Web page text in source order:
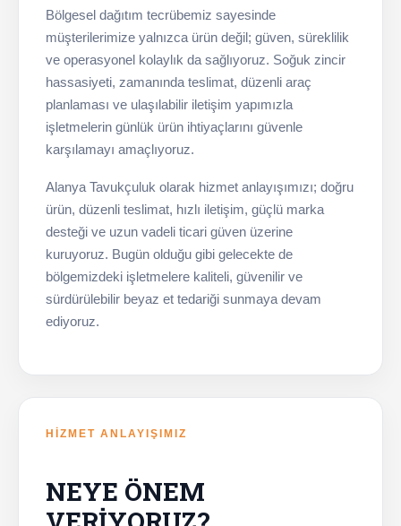
Bölgesel dağıtım tecrübemiz sayesinde
müşterilerimize yalnızca ürün değil; güven, süreklilik
ve operasyonel kolaylık da sağlıyoruz. Soğuk zincir
hassasiyeti, zamanında teslimat, düzenli araç
planlaması ve ulaşılabilir iletişim yapımızla
işletmelerin günlük ürün ihtiyaçlarını güvenle
karşılamayı amaçlıyoruz.
Alanya Tavukçuluk olarak hizmet anlayışımızı; doğru
ürün, düzenli teslimat, hızlı iletişim, güçlü marka
desteği ve uzun vadeli ticari güven üzerine
kuruyoruz. Bugün olduğu gibi gelecekte de
bölgemizdeki işletmelere kaliteli, güvenilir ve
sürdürülebilir beyaz et tedariği sunmaya devam
ediyoruz.
HIZMET ANLAYIŞIMIZ
NEYE ÖNEM